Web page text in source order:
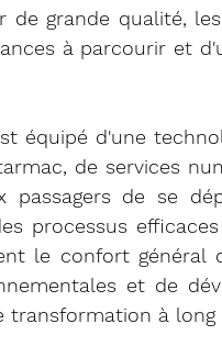
de grande qualité,
à parcourir et
équipé d'une
de services
passagers de se
processus
le confort général
et de
transformation à